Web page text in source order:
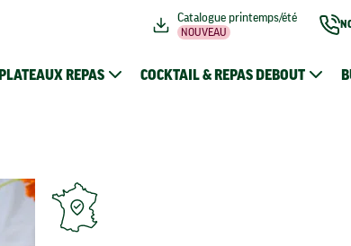
Catalogue printemps/été
NOUVEAU
PLATEAUX REPAS COCKTAIL & REPAS DEBOUT